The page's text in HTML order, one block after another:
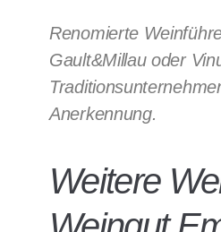
Renomierte
Gault&Millau oder
Anerkennung.
Weitere